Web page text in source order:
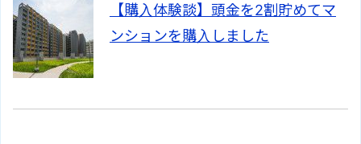
【購入体験談】頭金を2割貯めてマ
ンションを購入しました